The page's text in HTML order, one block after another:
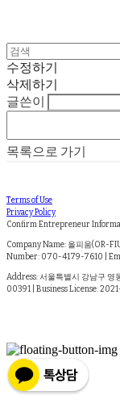
수정하기
삭제하기
글쓴이
목록으로 가기
Terms of Use
Privacy Policy
Confirm Entrepreneur
Company Name: 올피움(OR-
Number: 070-4179-7610 |
Address: 서울특별시 강남구 영
00391 | Business License: